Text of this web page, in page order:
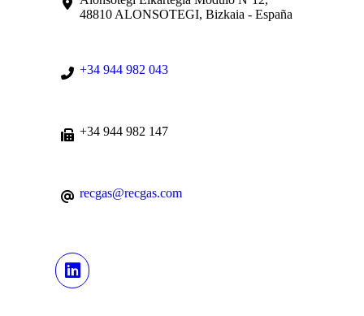
48810 ALONSOTEGI, Bizkaia - España
+34 944 982 043
+34 944 982 147
recgas@recgas.com